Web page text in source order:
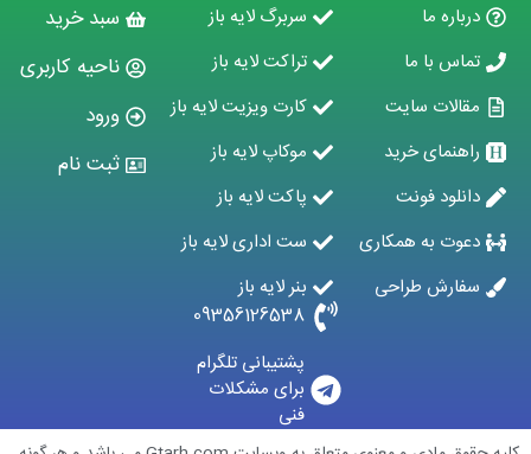
درباره ما
تماس با ما
مقالات سایت
راهنمای خرید
دانلود فونت
دعوت به همکاری
سفارش طراحی
سربرگ لایه باز
تراکت لایه باز
کارت ویزیت لایه باز
موکاپ لایه باز
پاکت لایه باز
ست اداری لایه باز
بنر لایه باز
سبد خرید
ناحیه کاربری
ورود
ثبت نام
09356126538
پشتیبانی تلگرام
برای مشکلات